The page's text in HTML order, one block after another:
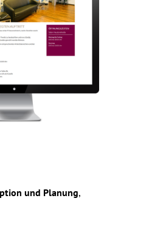
und Planung,